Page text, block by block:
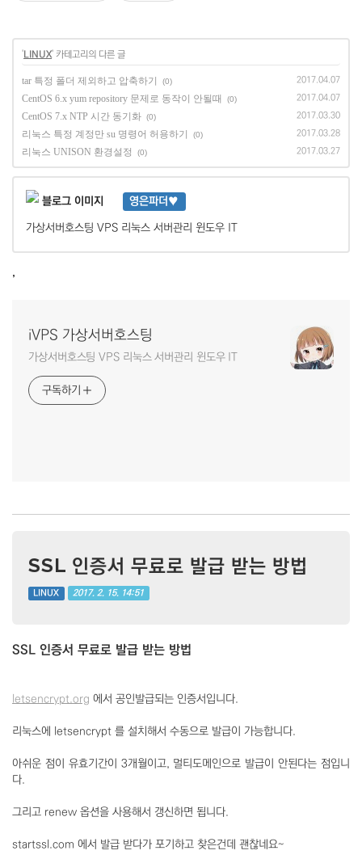
'LINUX' 카테고리의 다른 글
tar 특정 폴더 제외하고 압축하기 (0) 2017.04.07
CentOS 6.x yum repository 문제로 동작이 안될때 (0) 2017.04.07
CentOS 7.x NTP 시간 동기화 (0) 2017.03.30
리눅스 특정 계정만 su 명령어 허용하기 (0) 2017.03.28
리눅스 UNISON 환경설정 (0) 2017.03.27
영은파더♥
가상서버호스팅 VPS 리눅스 서버관리 윈도우 IT
,
iVPS 가상서버호스팅
가상서버호스팅 VPS 리눅스 서버관리 윈도우 IT
구독하기
SSL 인증서 무료로 발급 받는 방법
LINUX 2017. 2. 15. 14:51
SSL 인증서 무료로 발급 받는 방법
letsencrypt.org 에서 공인발급되는 인증서입니다.
리눅스에 letsencrypt 를 설치해서 수동으로 발급이 가능합니다.
아쉬운 점이 유효기간이 3개월이고, 멀티도메인으로 발급이 안된다는 점입니
다.
그리고 renew 옵션을 사용해서 갱신하면 됩니다.
startssl.com 에서 발급 받다가 포기하고 찾은건데 괜찮네요~